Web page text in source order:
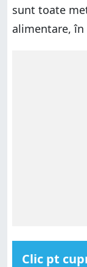
sunt toate
alimentare, în
Clic pt